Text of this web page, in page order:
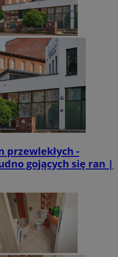
przewlekłych -
gojących się ran |